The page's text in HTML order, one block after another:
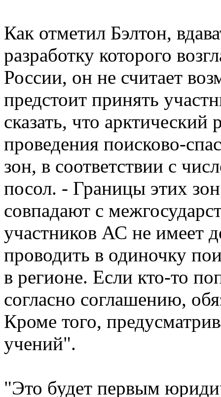
Как отметил Бэлтон,
разработку которого
России, он не считает
предстоит принять
сказать, что
проведения поисково-
зон, в соответствии с
посол. - Границы этих зон
совпадают с
участников АС не имеет
проводить в одиночку
в регионе. Если кто-то
согласно соглашению,
Кроме того,
учений".
"Это будет первым